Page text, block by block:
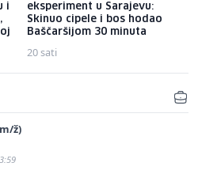
i
eksperiment u Sarajevu:
Skinuo cipele i bos hodao
Baščaršijom 30 minuta
20 sati
ž)